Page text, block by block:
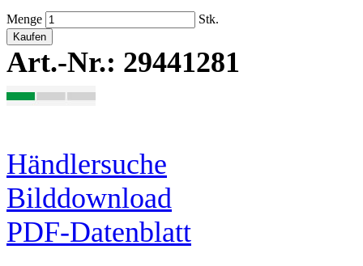
Menge Stk.
Kaufen
Art.-Nr.: 29441281
Händlersuche
Bilddownload
PDF-Datenblatt